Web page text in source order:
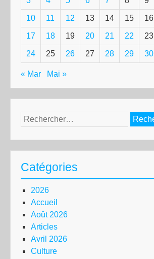
10 11 12 13 14 15 16
17 18 19 20 21 22 23
24 25 26 27 28 29 30
« Mar Mai »
Rechercher :
Catégories
2026
Accueil
Août 2026
Articles
Avril 2026
Culture